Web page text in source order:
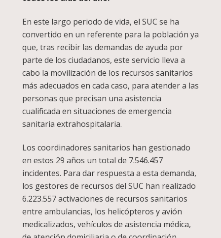
En este largo periodo de vida, el SUC se ha
convertido en un referente para la población ya
que, tras recibir las demandas de ayuda por
parte de los ciudadanos, este servicio lleva a
cabo la movilización de los recursos sanitarios
más adecuados en cada caso, para atender a las
personas que precisan una asistencia
cualificada en situaciones de emergencia
sanitaria extrahospitalaria.
Los coordinadores sanitarios han gestionado
en estos 29 años un total de 7.546.457
incidentes. Para dar respuesta a esta demanda,
los gestores de recursos del SUC han realizado
6.223.557 activaciones de recursos sanitarios
entre ambulancias, los helicópteros y avión
medicalizados, vehículos de asistencia médica,